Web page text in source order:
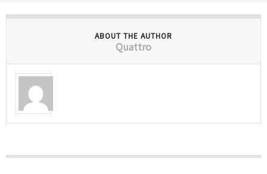
ABOUT THE AUTHOR
Quattro